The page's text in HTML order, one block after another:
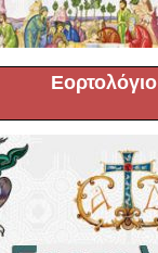
Εορτολόγιο